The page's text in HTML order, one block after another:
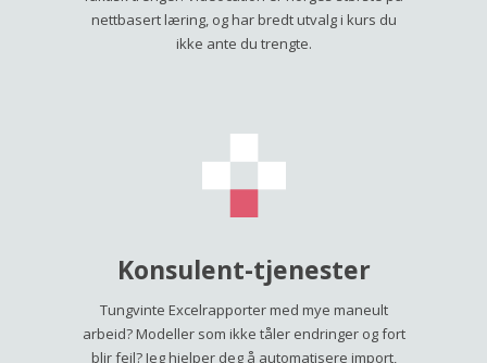
nettbasert læring, og har bredt utvalg i kurs du
ikke ante du trengte.
Konsulent-tjenester
Tungvinte Excelrapporter med mye maneult
arbeid? Modeller som ikke tåler endringer og fort
blir feil? Jeg hjelper deg å automatisere import,